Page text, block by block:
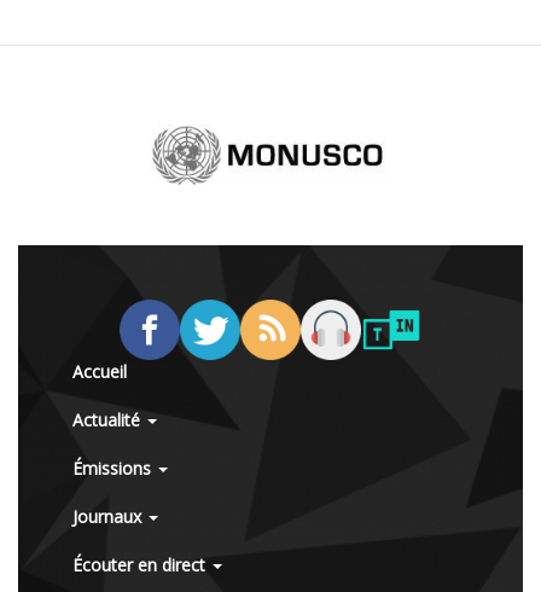
Accueil
Actualité
Émissions
Journaux
Écouter en direct